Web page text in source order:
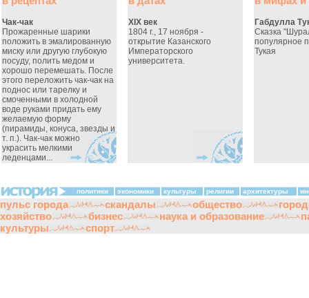
Чак-чак
Прожаренные шарики
положить в эмалированную
миску или другую глубокую
посуду, полить медом и
хорошо перемешать. После
этого переложить чак-чак на
поднос или тарелку и
смоченными в холодной
воде руками придать ему
желаемую форму
(пирамиды, конуса, звезды и
т. п.). Чак-чак можно
украсить мелкими
леденцами...
XIX век
1804 г., 17 ноября -
открытие Казанского
Императорского
университета.
Габдулла
Сказка
популярное
Тукая
политики экономики культуры религии архитектуры
пульс города скандалы общество
хозяйство
бизнес наука и образование
культуры
спорт